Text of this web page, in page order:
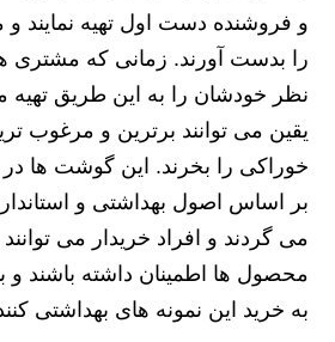
و فروشنده دست اول تهیه نمایند
را بدست آورند. زمانی که
نظر خودشان را به این طریق تهیه
یقین می توانند برترین و مرغوب
خوراکی را بخرند. این گوشت ها در
بر اساس اصول بهداشتی و
می گردند و افراد خریدار می
محصول ها اطمینان داشته باشند و
به خرید این نمونه های بهداشتی